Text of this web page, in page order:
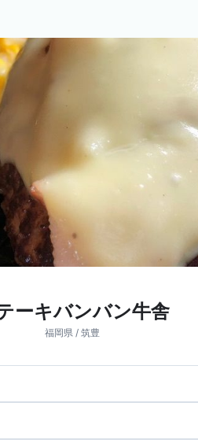
ーキバンバン牛舎
福岡県 / 筑豊